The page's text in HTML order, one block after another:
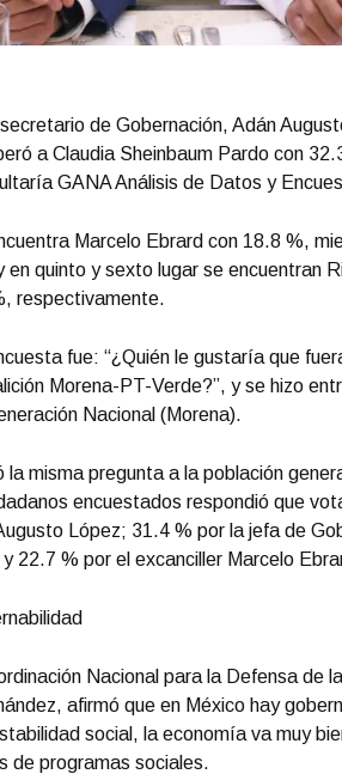
de Gobernación, Adán
a Claudia Sheinbaum Pardo con
GANA Análisis de Datos y
Marcelo Ebrard con 18.8 %,
en quinto y sexto lugar se encuentran
respectivamente.
fue: “¿Quién le gustaría que
Morena-PT-Verde?”, y se hizo
Nacional (Morena).
la misma pregunta a la población
encuestados respondió que
López; 31.4 % por la jefa de
22.7 % por el excanciller Marcelo
Nacional para la Defensa de
afirmó que en México hay
social, la economía va muy
de programas sociales.
Portada